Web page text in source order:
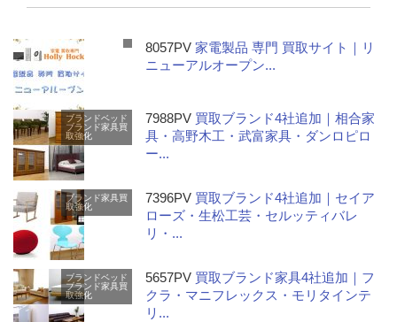
8057PV家電製品 専門 買取サイト｜リ
ニューアルオープン...
ブランドベッド
ブランド家具買
取強化
7988PV 買取ブランド4社追加｜相合家
具・高野木工・武富家具・ダンロピロ
ー...
ブランド家具買
取強化
7396PV 買取ブランド4社追加｜セイア
ローズ・生松工芸・セルッティバレ
リ・...
ブランドベッド
ブランド家具買
取強化
5657PV 買取ブランド家具4社追加｜フ
クラ・マニフレックス・モリタインテ
リ...